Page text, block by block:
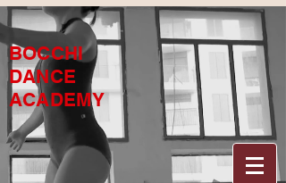
BOCCHI
DANCE
ACADEMY